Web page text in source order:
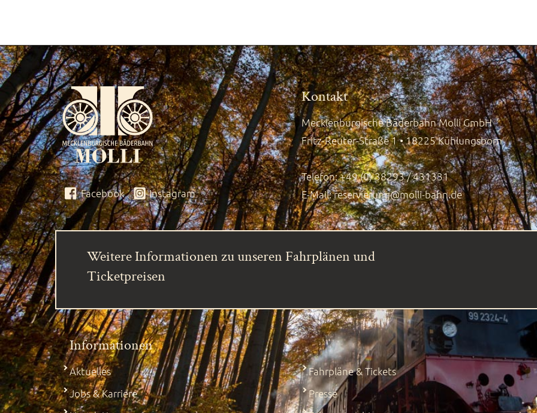
Facebook Instagram
Kontakt
Mecklenburgische Bäderbahn Molli GmbH
Fritz-Reuter-Straße 1 • 18225 Kühlungsborn
Telefon: +49 (0) 38293 / 431331
E-Mail:reservierung@molli-bahn.de
Weitere Informationen zu unseren Fahrplänen und
Ticketpreisen
Informationen
Aktuelles
Jobs & Karriere
Fahrpläne & Tickets
Presse